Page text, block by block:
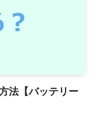
法【バッテリー